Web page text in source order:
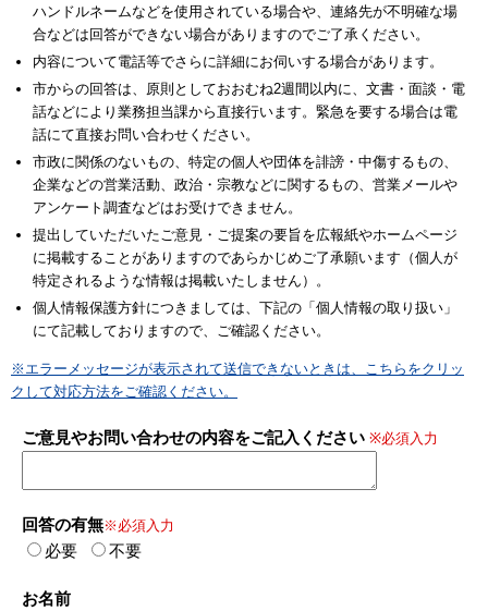
ハンドルネームなどを使用されている場合や、連絡先が不明確な場
合などは回答ができない場合がありますのでご了承ください。
内容について電話等でさらに詳細にお伺いする場合があります。
市からの回答は、原則としておおむね2週間以内に、文書・面談・電
話などにより業務担当課から直接行います。緊急を要する場合は電
話にて直接お問い合わせください。
市政に関係のないもの、特定の個人や団体を誹謗・中傷するもの、
企業などの営業活動、政治・宗教などに関するもの、営業メールや
アンケート調査などはお受けできません。
提出していただいたご意見・ご提案の要旨を広報紙やホームページ
に掲載することがありますのであらかじめご了承願います（個人が
特定されるような情報は掲載いたしません）。
個人情報保護方針につきましては、下記の「個人情報の取り扱い」
にて記載しておりますので、ご確認ください。
※エラーメッセージが表示されて送信できないときは、こちらをクリッ
クして対応方法をご確認ください。
ご意見やお問い合わせの内容をご記入ください ※必須入力
回答の有無※必須入力
必要 不要
お名前